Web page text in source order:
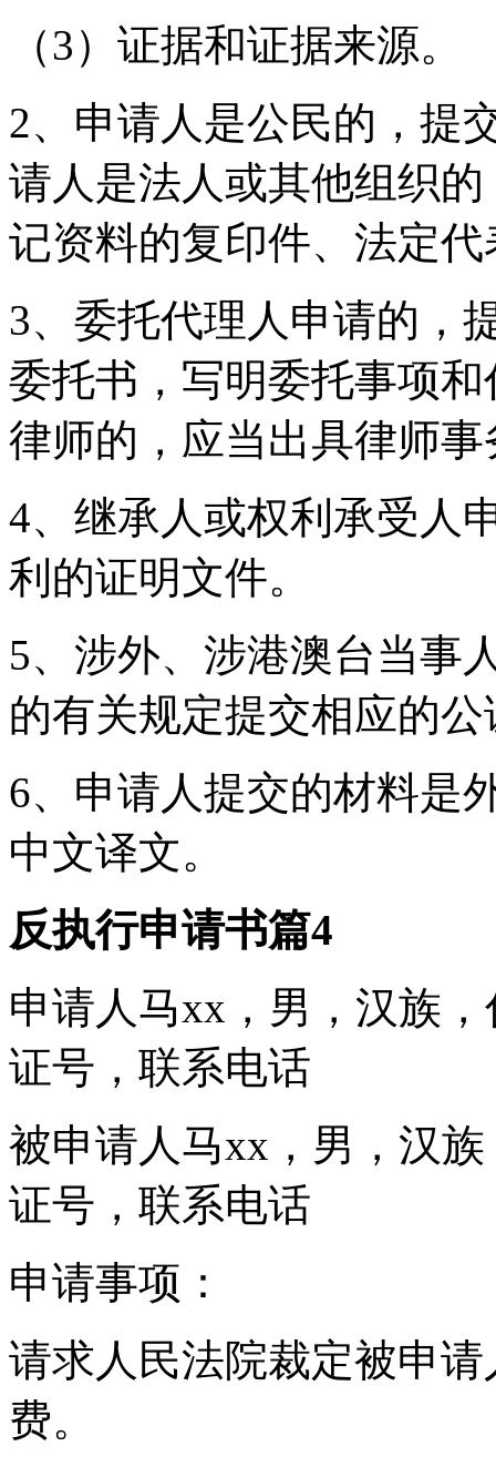
（3）证据和证据来源。
2、申请人是公民的，提
请人是法人或其他组织
记资料的复印件、法定
3、委托代理人申请的，
委托书，写明委托事项
律师的，应当出具律师
4、继承人或权利承受人
利的证明文件。
5、涉外、涉港澳台当事
的有关规定提交相应的
6、申请人提交的材料是
中文译文。
反执行申请书篇4
申请人马xx，男，汉族
证号，联系电话
被申请人马xx，男，汉
证号，联系电话
申请事项：
请求人民法院裁定被申
费。